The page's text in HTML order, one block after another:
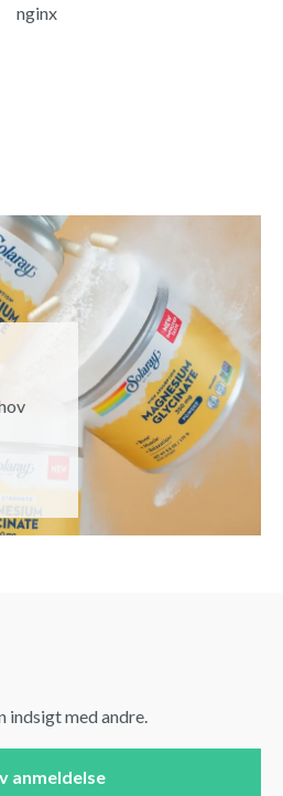
nginx
indsigt med andre.
anmeldelse